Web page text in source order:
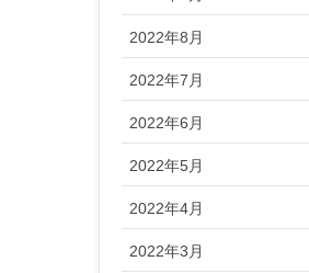
2022年8月
2022年7月
2022年6月
2022年5月
2022年4月
2022年3月